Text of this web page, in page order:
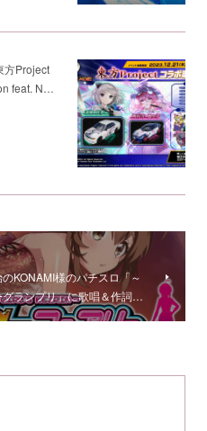
方Project
feat. N…
KONAMI様のパチスロ「～
グランプリ」に歌唱＆作詞…